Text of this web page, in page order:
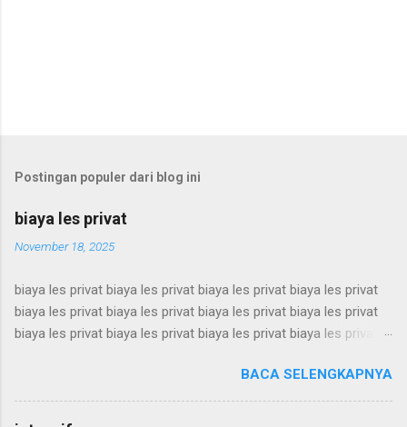
Postingan populer dari blog ini
biaya les privat
November 18, 2025
biaya les privat biaya les privat biaya les privat biaya les privat
biaya les privat biaya les privat biaya les privat biaya les privat
biaya les privat biaya les privat biaya les privat biaya les privat
biaya les privat biaya les privat biaya les privat biaya les privat
biaya les privat biaya les privat biaya les privat biaya les privat
biaya les privat biaya les privat biaya les privat biaya les privat
BACA SELENGKAPNYA